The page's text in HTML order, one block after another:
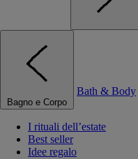
Bagno e Corpo
Bath & Body
I rituali dell’estate
Best seller
Idee regalo